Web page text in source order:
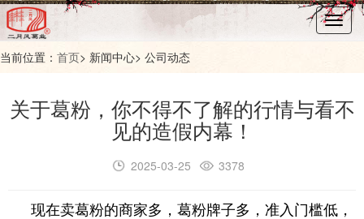
当前位置： 首页> 新闻中心> 公司动态
关于葛粉，你不得不了解的行情与看不
见的造假内幕！
2025-03-25 3378
现在卖葛粉的商家多，葛粉牌子多，准入门槛低，